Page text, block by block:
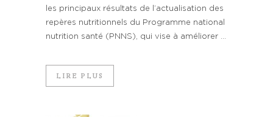
les principaux résultats de l’actualisation des
repères nutritionnels du Programme national
nutrition santé (PNNS), qui vise à améliorer ...
LIRE PLUS